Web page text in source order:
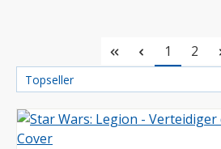
Seite
1 Seite
2